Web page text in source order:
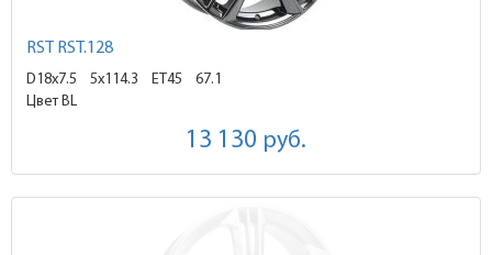
RST RST.128
D18x7.5 5x114.3 ET45
67.1
Цвет BL
13 130 руб.